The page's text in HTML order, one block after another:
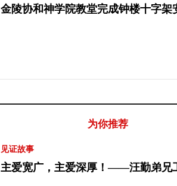
金陵协和神学院教堂完成钟楼十字
为你推荐
见证故事
主爱宽广，主爱深厚！——汪勤弟兄